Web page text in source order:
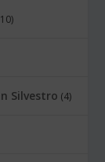
Silvestro (4)